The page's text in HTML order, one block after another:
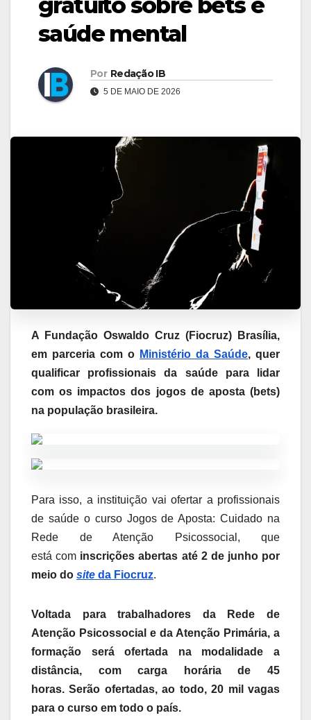
saúde mental
Por Redação IB
5 DE MAIO DE 2026
A Fundação Oswaldo Cruz (Fiocruz) Brasília,
em parceria com o Ministério da Saúde, quer
qualificar profissionais da saúde para lidar
com os impactos dos jogos de aposta (bets)
na população brasileira.
Para isso, a instituição vai ofertar a profissionais
de saúde o curso Jogos de Aposta: Cuidado na
Rede de Atenção Psicossocial, que
está com inscrições abertas até 2 de junho por
meio do site da Fiocruz.
Voltada para trabalhadores da Rede de
Atenção Psicossocial e da Atenção Primária, a
formação será ofertada na modalidade a
distância, com carga horária de 45
horas. Serão ofertadas, ao todo, 20 mil vagas
para o curso em todo o país.